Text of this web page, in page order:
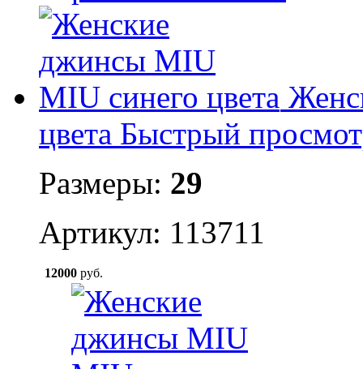
цвета Быстрый
Размеры: 29
Артикул: 113711
12000 руб.